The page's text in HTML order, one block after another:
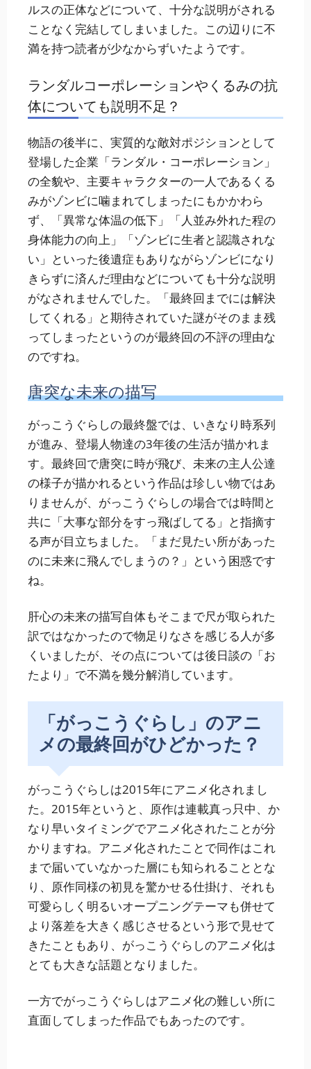
ルスの正体などについて、十分な説明がされる
ことなく完結してしまいました。この辺りに不
満を持つ読者が少なからずいたようです。
ランダルコーポレーションやくるみの抗
体についても説明不足？
物語の後半に、実質的な敵対ポジションとして
登場した企業「ランダル・コーポレーション」
の全貌や、主要キャラクターの一人であるくる
みがゾンビに噛まれてしまったにもかかわら
ず、「異常な体温の低下」「人並み外れた程の
身体能力の向上」「ゾンビに生者と認識されな
い」といった後遺症もありながらゾンビになり
きらずに済んだ理由などについても十分な説明
がなされませんでした。「最終回までには解決
してくれる」と期待されていた謎がそのまま残
ってしまったというのが最終回の不評の理由な
のですね。
唐突な未来の描写
がっこうぐらしの最終盤では、いきなり時系列
が進み、登場人物達の3年後の生活が描かれま
す。最終回で唐突に時が飛び、未来の主人公達
の様子が描かれるという作品は珍しい物ではあ
りませんが、がっこうぐらしの場合では時間と
共に「大事な部分をすっ飛ばしてる」と指摘す
る声が目立ちました。「まだ見たい所があった
のに未来に飛んでしまうの？」という困惑です
ね。
肝心の未来の描写自体もそこまで尺が取られた
訳ではなかったので物足りなさを感じる人が多
くいましたが、その点については後日談の「お
たより」で不満を幾分解消しています。
「がっこうぐらし」のアニ
メの最終回がひどかった？
がっこうぐらしは2015年にアニメ化されまし
た。2015年というと、原作は連載真っ只中、か
なり早いタイミングでアニメ化されたことが分
かりますね。アニメ化されたことで同作はこれ
まで届いていなかった層にも知られることとな
り、原作同様の初見を驚かせる仕掛け、それも
可愛らしく明るいオープニングテーマも併せて
より落差を大きく感じさせるという形で見せて
きたこともあり、がっこうぐらしのアニメ化は
とても大きな話題となりました。
一方でがっこうぐらしはアニメ化の難しい所に
直面してしまった作品でもあったのです。